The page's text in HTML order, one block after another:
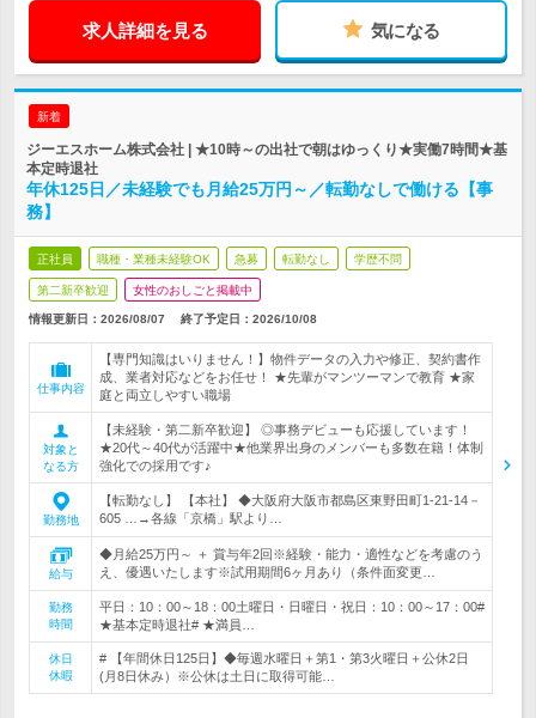
求人詳細を見る 気になる
新着
ジーエスホーム株式会社 | ★10時～の出社で朝はゆっくり★実働7時間★基
本定時退社
年休125日／未経験でも月給25万円～／転勤なしで働ける【事
務】
正社員 職種・業種未経験OK 急募 転勤なし 学歴不問
第二新卒歓迎 女性のおしごと掲載中
情報更新日：2026/08/07 終了予定日： 2026/10/08
仕事内容
【専門知識はいりません！】物件データの入力や修正、契約書作
成、業者対応などをお任せ！ ★先輩がマンツーマンで教育 ★家
庭と両立しやすい職場
対象と
なる方
【未経験・第二新卒歓迎】 ◎事務デビューも応援しています！
★20代～40代が活躍中★他業界出身のメンバーも多数在籍！体制
強化での採用です♪
勤務地
【転勤なし】 【本社】 ◆大阪府大阪市都島区東野田町1-21-14－
605 …→各線「京橋」駅より…
給与
◆月給25万円～ ＋ 賞与年2回※経験・能力・適性などを考慮のう
え、優遇いたします※試用期間6ヶ月あり（条件面変更…
勤務
時間
平日：10：00～18：00土曜日・日曜日・祝日：10：00～17：00#
★基本定時退社# ★満員…
休日
休暇
# 【年間休日125日】◆毎週水曜日＋第1・第3火曜日＋公休2日
(月8日休み）※公休は土日に取得可能…